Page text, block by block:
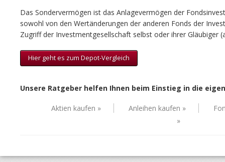
Das Sondervermögen ist das Anlagevermögen der
sowohl von den Wertänderungen der anderen Fonds der
Zugriff der Investmentgesellschaft selbst oder ihrer Gläubiger
Hier geht es zum Depot-Vergleich
Unsere Ratgeber helfen Ihnen beim Einstieg in die
Aktien kaufen » Anleihen kaufen »
»